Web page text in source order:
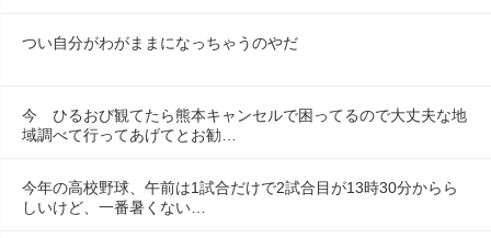
つい自分がわがままになっちゃうのやだ
今　ひるおび観てたら熊本キャンセルで困ってるので大丈夫な地
域調べて行ってあげてとお勧…
今年の高校野球、午前は1試合だけで2試合目が13時30分からら
しいけど、一番暑くない…